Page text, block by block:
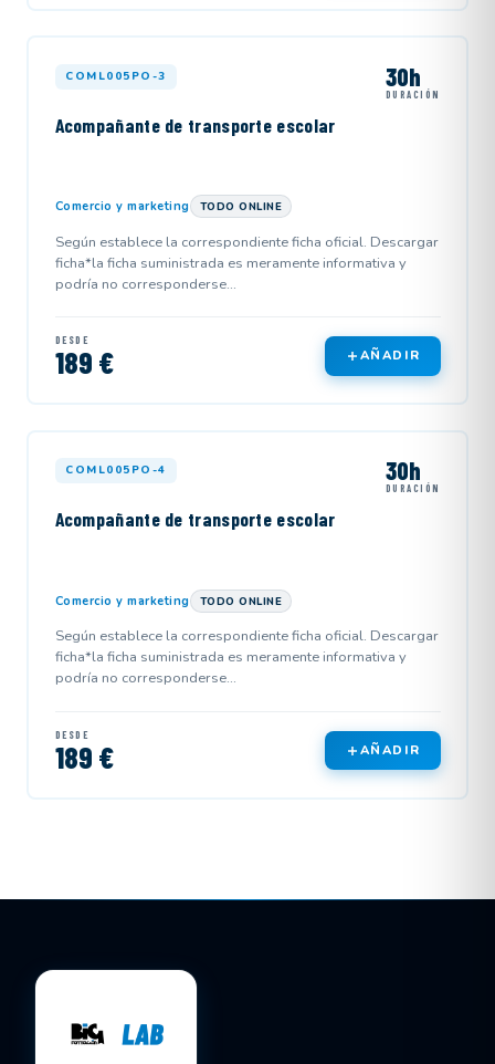
COML005PO-3 30h
DURACIÓN
Acompañante de transporte escolar
Comercio y marketing TODO ONLINE
Según establece la correspondiente ficha oficial. Descargar
ficha*la ficha suministrada es meramente informativa y
podría no corresponderse...
DESDE
189 € AÑADIR
COML005PO-4 30h
DURACIÓN
Acompañante de transporte escolar
Comercio y marketing TODO ONLINE
Según establece la correspondiente ficha oficial. Descargar
ficha*la ficha suministrada es meramente informativa y
podría no corresponderse...
DESDE
189 € AÑADIR